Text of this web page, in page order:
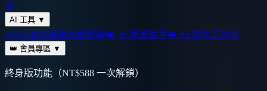
台
AI 工具 ▼
arXiv 論文搜尋文獻搜尋👑 AI 學術助手👑 AI 寫作工作台
👑 會員專區 ▼
終身版功能（NT$588 一次解鎖）